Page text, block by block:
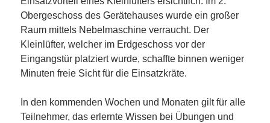
Obergeschoss des Gerätehauses wurde ein großer
Raum mittels Nebelmaschine verraucht. Der
Kleinlüfter, welcher im Erdgeschoss vor der
Eingangstür platziert wurde, schaffte binnen weniger
Minuten freie Sicht für die Einsatzkräte.
In den kommenden Wochen und Monaten gilt für alle
Teilnehmer, das erlernte Wissen bei Übungen und